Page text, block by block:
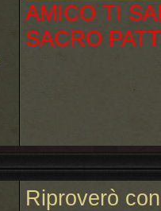
AMICO TI
SACRO
Riproverò